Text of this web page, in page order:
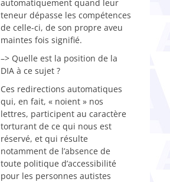
automatiquement quand leur
teneur dépasse les compétences
de celle-ci, de son propre aveu
maintes fois signifié.
–> Quelle est la position de la
DIA à ce sujet ?
Ces redirections automatiques
qui, en fait, « noient » nos
lettres, participent au caractère
torturant de ce qui nous est
réservé, et qui résulte
notamment de l’absence de
toute politique d’accessibilité
pour les personnes autistes